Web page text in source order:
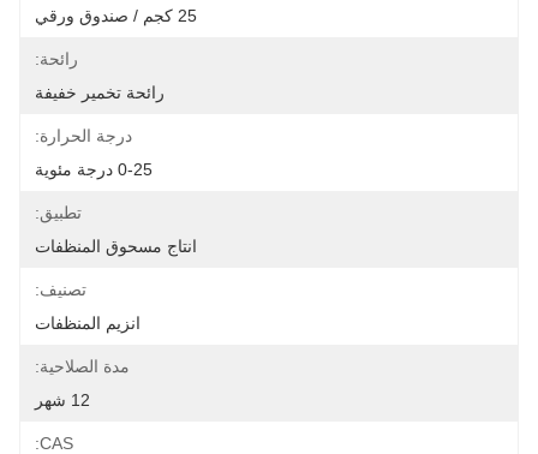
25 كجم / صندوق ورقي
رائحة:
رائحة تخمير خفيفة
درجة الحرارة:
0-25 درجة مئوية
تطبيق:
انتاج مسحوق المنظفات
تصنيف:
انزيم المنظفات
مدة الصلاحية:
12 شهر
CAS: